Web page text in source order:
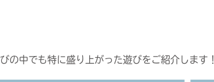
の中でも特に盛り上がった遊びをご紹介します！